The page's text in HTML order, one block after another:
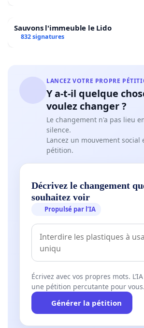
Sauvons l'immeuble le Lido
832 signatures
LANCEZ VOTRE PROPRE
Y a-t-il quelque
voulez changer ?
Le changement n'a pas lieu
silence.
Lancez un mouvement social
pétition.
Décrivez le changement
souhaitez voir
Propulsé par l’IA
Écrivez avec vos propres mots.
une pétition percutante pour vous.
Générer la pétition